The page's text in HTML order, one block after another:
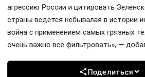
агрессию России и цитировать
страны ведётся небывалая в истории
война с применением самых грязных
очень важно всё фильтровать», —
Поделиться